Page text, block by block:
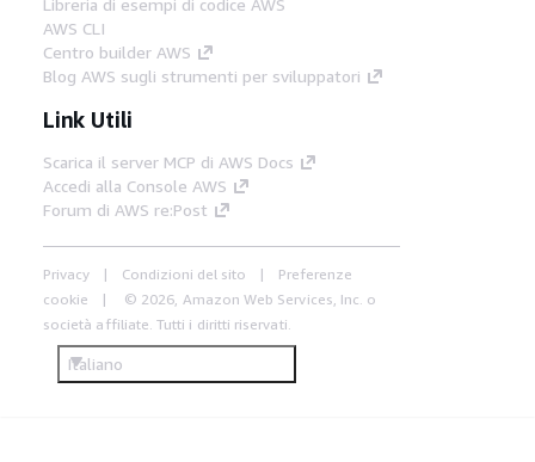
AWS CLI
Centro builder AWS
Blog AWS sugli strumenti per sviluppatori
Link Utili
Scarica il server MCP di AWS Docs
Accedi alla Console AWS
Forum di AWS re:Post
Privacy Condizioni del sito
Preferenze
cookie
© 2026, Amazon Web Services, Inc. o
società affiliate. Tutti i diritti riservati.
Italiano